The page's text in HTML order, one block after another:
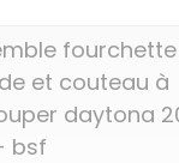
et couteau à
daytona
bsf